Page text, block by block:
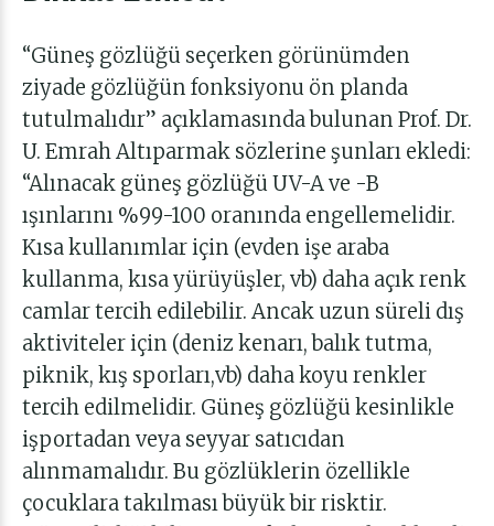
“Güneş gözlüğü seçerken görünümden
ziyade gözlüğün fonksiyonu ön planda
tutulmalıdır” açıklamasında bulunan Prof. Dr.
U. Emrah Altıparmak sözlerine şunları ekledi:
“Alınacak güneş gözlüğü UV-A ve -B
ışınlarını %99-100 oranında engellemelidir.
Kısa kullanımlar için (evden işe araba
kullanma, kısa yürüyüşler, vb) daha açık renk
camlar tercih edilebilir. Ancak uzun süreli dış
aktiviteler için (deniz kenarı, balık tutma,
piknik, kış sporları,vb) daha koyu renkler
tercih edilmelidir. Güneş gözlüğü kesinlikle
işportadan veya seyyar satıcıdan
alınmamalıdır. Bu gözlüklerin özellikle
çocuklara takılması büyük bir risktir.